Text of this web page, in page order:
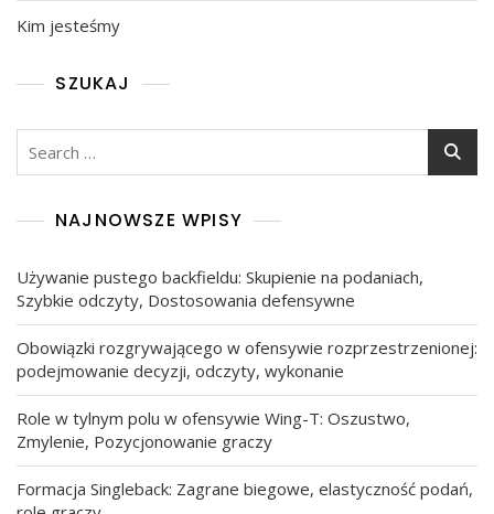
Kim jesteśmy
SZUKAJ
NAJNOWSZE WPISY
Używanie pustego backfieldu: Skupienie na podaniach,
Szybkie odczyty, Dostosowania defensywne
Obowiązki rozgrywającego w ofensywie rozprzestrzenionej:
podejmowanie decyzji, odczyty, wykonanie
Role w tylnym polu w ofensywie Wing-T: Oszustwo,
Zmylenie, Pozycjonowanie graczy
Formacja Singleback: Zagrane biegowe, elastyczność podań,